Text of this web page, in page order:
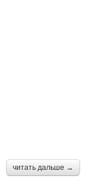
читать дальше →